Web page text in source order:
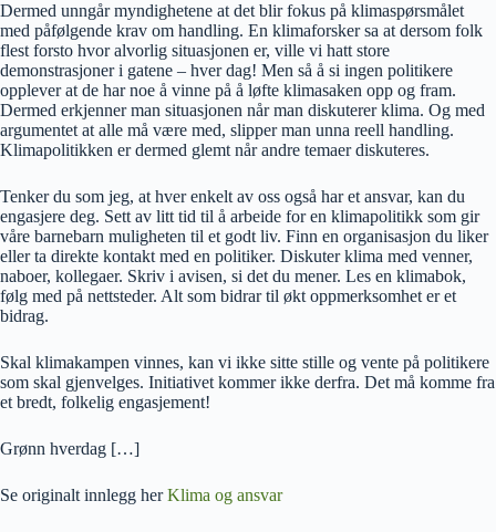
Dermed unngår myndighetene at det blir fokus på klimaspørsmålet
med påfølgende krav om handling. En klimaforsker sa at dersom folk
flest forsto hvor alvorlig situasjonen er, ville vi hatt store
demonstrasjoner i gatene – hver dag! Men så å si ingen politikere
opplever at de har noe å vinne på å løfte klimasaken opp og fram.
Dermed erkjenner man situasjonen når man diskuterer klima. Og med
argumentet at alle må være med, slipper man unna reell handling.
Klimapolitikken er dermed glemt når andre temaer diskuteres.
Tenker du som jeg, at hver enkelt av oss også har et ansvar, kan du
engasjere deg. Sett av litt tid til å arbeide for en klimapolitikk som gir
våre barnebarn muligheten til et godt liv. Finn en organisasjon du liker
eller ta direkte kontakt med en politiker. Diskuter klima med venner,
naboer, kollegaer. Skriv i avisen, si det du mener. Les en klimabok,
følg med på nettsteder. Alt som bidrar til økt oppmerksomhet er et
bidrag.
Skal klimakampen vinnes, kan vi ikke sitte stille og vente på politikere
som skal gjenvelges. Initiativet kommer ikke derfra. Det må komme fra
et bredt, folkelig engasjement!
Grønn hverdag […]
Se originalt innlegg herKlima og ansvar